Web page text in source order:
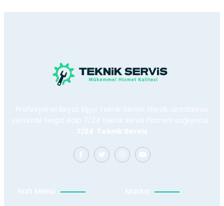
Profesyonel Beyaz Eşya Teknik Servisi olarak, arızalarınızı
yerinizde tespit edip 7/24 teknik servis hizmeti sağlıyoruz.
7/24 Teknik Servis
Hızlı Menü Marka